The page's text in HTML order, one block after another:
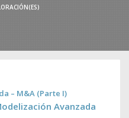
– M&A (Parte I)
Avanzada